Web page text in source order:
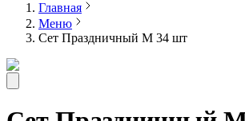
Главная
Меню
Сет Праздничный М 34 шт